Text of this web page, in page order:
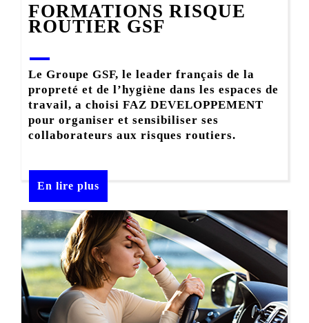
FORMATIONS RISQUE
ROUTIER GSF
Le Groupe GSF, le leader français de la
propreté et de l’hygiène dans les espaces de
travail, a choisi FAZ DEVELOPPEMENT
pour organiser et sensibiliser ses
collaborateurs aux risques routiers.
En lire plus